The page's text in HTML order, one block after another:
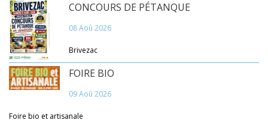
CONCOURS DE PÉTANQUE
08 Aoû 2026
Brivezac
FOIRE BIO
09 Aoû 2026
Foire bio et artisanale